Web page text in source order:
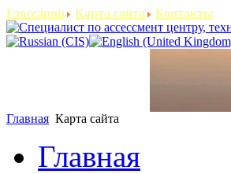
Глоссарий Карта сайта Контакты
Главная Карта сайта
Главная